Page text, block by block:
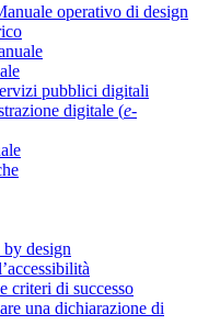
operativo di design
pubblici digitali
digitale (e-
design
criteri di successo
una dichiarazione di